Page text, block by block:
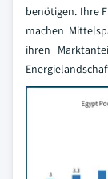
benötigen. Ihre
machen
ihren